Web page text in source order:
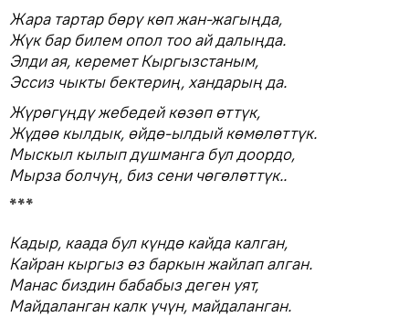
Жара тартар бөрү көп жан-жагыңда,
Жүк бар билем опол тоо ай далыңда.
Элди ая, керемет Кыргызстаным,
Эссиз чыкты бектериң, хандарың да.
Жүрөгүңдү жебедей көзөп өттүк,
Жүдөө кылдык, өйдө-ылдый көмөлөттүк.
Мыскыл кылып душманга бул доордо,
Мырза болчуң, биз сени чөгөлөттүк..
***
Кадыр, каада бул күндө кайда калган,
Кайран кыргыз өз баркын жайлап алган.
Манас биздин бабабыз деген уят,
Майдаланган калк үчүн, майдаланган.